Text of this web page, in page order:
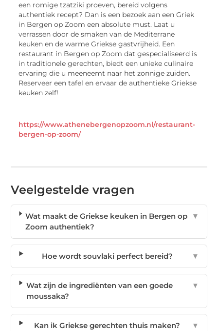
een romige tzatziki proeven, bereid volgens
authentiek recept? Dan is een bezoek aan een Griek
in Bergen op Zoom een absolute must. Laat u
verrassen door de smaken van de Mediterrane
keuken en de warme Griekse gastvrijheid. Een
restaurant in Bergen op Zoom dat gespecialiseerd is
in traditionele gerechten, biedt een unieke culinaire
ervaring die u meeneemt naar het zonnige zuiden.
Reserveer een tafel en ervaar de authentieke Griekse
keuken zelf!
https://www.athenebergenopzoom.nl/restaurant-
bergen-op-zoom/
Veelgestelde vragen
Wat maakt de Griekse keuken in Bergen op
Zoom authentiek?
▼
Hoe wordt souvlaki perfect bereid? ▼
Wat zijn de ingrediënten van een goede
moussaka?
▼
Kan ik Griekse gerechten thuis maken? ▼